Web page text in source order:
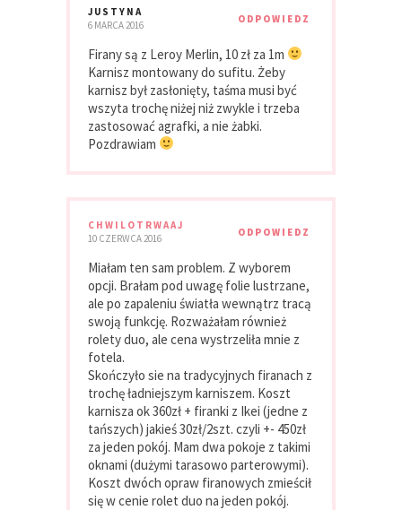
JUSTYNA
6 MARCA 2016
ODPOWIEDZ
Firany są z Leroy Merlin, 10 zł za 1m
Karnisz montowany do sufitu. Żeby
karnisz był zasłonięty, taśma musi być
wszyta trochę niżej niż zwykle i trzeba
zastosować agrafki, a nie żabki.
Pozdrawiam
CHWILOTRWAAJ
10 CZERWCA 2016
ODPOWIEDZ
Miałam ten sam problem. Z wyborem
opcji. Brałam pod uwagę folie lustrzane,
ale po zapaleniu światła wewnątrz tracą
swoją funkcję. Rozważałam również
rolety duo, ale cena wystrzeliła mnie z
fotela.
Skończyło sie na tradycyjnych firanach z
trochę ładniejszym karniszem. Koszt
karnisza ok 360zł + firanki z Ikei (jedne z
tańszych) jakieś 30zł/2szt. czyli +- 450zł
za jeden pokój. Mam dwa pokoje z takimi
oknami (dużymi tarasowo parterowymi).
Koszt dwóch opraw firanowych zmieścił
się w cenie rolet duo na jeden pokój.